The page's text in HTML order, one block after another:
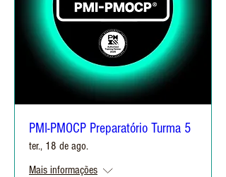
PMI-PMOCP Preparatório Turma 5
ter., 18 de ago.
Mais informações